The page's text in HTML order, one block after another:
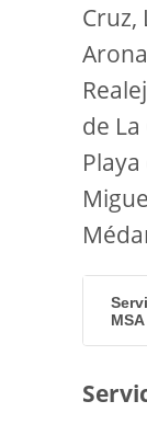
Cruz,
de
MSA